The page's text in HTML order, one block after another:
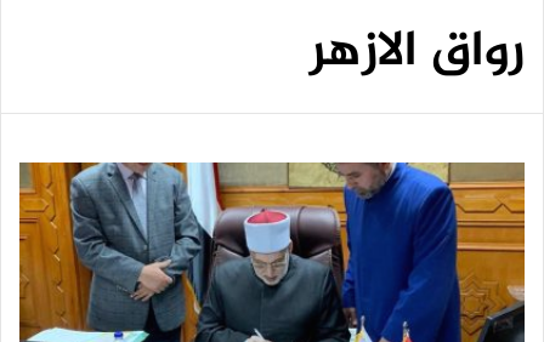
رواق الازهر